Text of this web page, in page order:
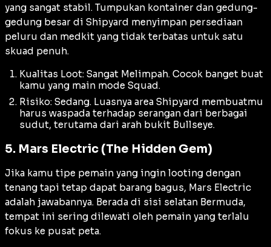
yang sangat stabil. Tumpukan kontainer dan gedung-
gedung besar di Shipyard menyimpan persediaan
peluru dan medkit yang tidak terbatas untuk satu
skuad penuh.
Kualitas Loot: Sangat Melimpah. Cocok banget buat
kamu yang main mode Squad.
Risiko: Sedang. Luasnya area Shipyard membuatmu
harus waspada terhadap serangan dari berbagai
sudut, terutama dari arah bukit Bullseye.
5. Mars Electric (The Hidden Gem)
Jika kamu tipe pemain yang ingin looting dengan
tenang tapi tetap dapat barang bagus, Mars Electric
adalah jawabannya. Berada di sisi selatan Bermuda,
tempat ini sering dilewati oleh pemain yang terlalu
fokus ke pusat peta.